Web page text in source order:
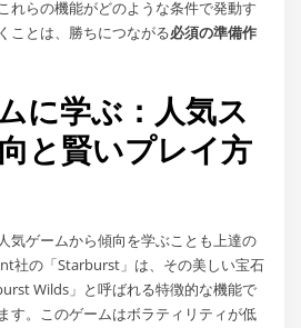
れらの機能がどのような条件で発動す
ことは、勝ちにつながる必須の準備作
に学ぶ：人気ス
と賢いプレイ方
気ゲームから傾向を学ぶことも上達の
社の「Starburst」は、その美しい宝石
Wilds」と呼ばれる特徴的な機能で
す。このゲームはボラティリティが低